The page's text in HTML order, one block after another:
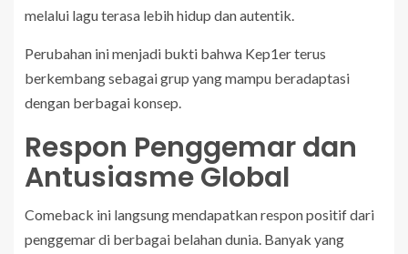
melalui lagu terasa lebih hidup dan autentik.
Perubahan ini menjadi bukti bahwa Kep1er terus
berkembang sebagai grup yang mampu beradaptasi
dengan berbagai konsep.
Respon Penggemar dan
Antusiasme Global
Comeback ini langsung mendapatkan respon positif dari
penggemar di berbagai belahan dunia. Banyak yang